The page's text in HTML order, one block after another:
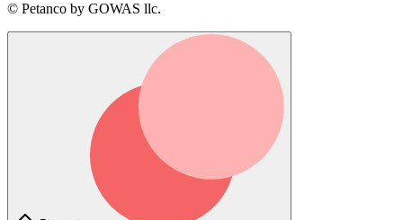
© Petanco by GOWAS llc.